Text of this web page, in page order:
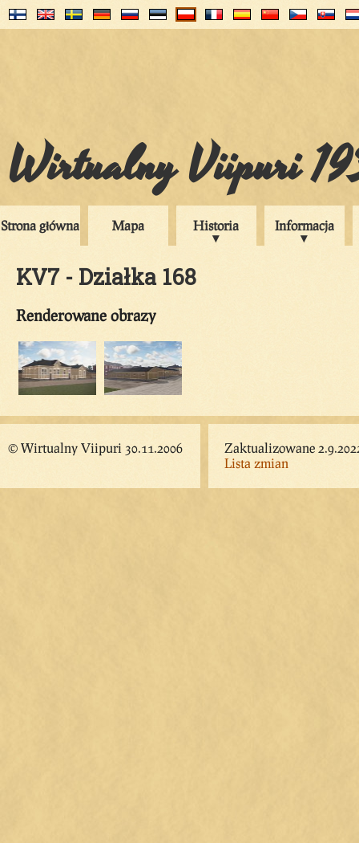
Wirtualny Viipuri
Strona główna Mapa Historia Informacja
KV7 - Działka 168
Renderowane obrazy
© Wirtualny Viipuri 30.11.2006
Zaktualizowane
Lista zmian